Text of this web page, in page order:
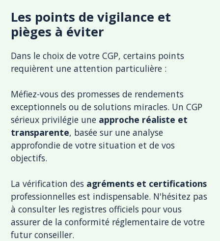
Les points de vigilance et
pièges à éviter
Dans le choix de votre CGP, certains points
requièrent une attention particulière :
Méfiez-vous des promesses de rendements
exceptionnels ou de solutions miracles. Un CGP
sérieux privilégie une approche réaliste et
transparente, basée sur une analyse
approfondie de votre situation et de vos
objectifs.
La vérification des agréments et certifications
professionnelles est indispensable. N'hésitez pas
à consulter les registres officiels pour vous
assurer de la conformité réglementaire de votre
futur conseiller.